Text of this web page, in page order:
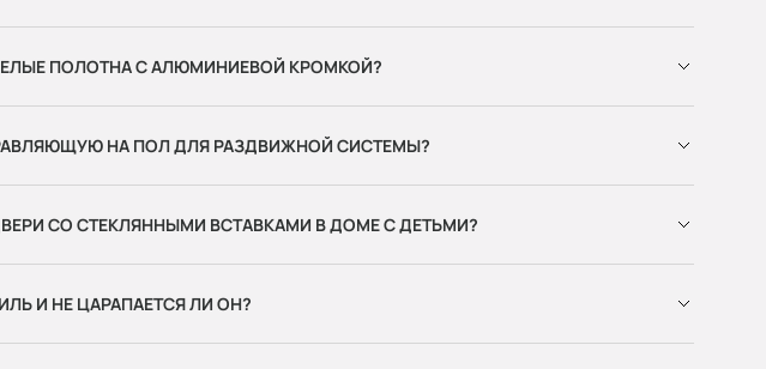
ПОЛОТНА С АЛЮМИНИЕВОЙ КРОМКОЙ?
НА ПОЛ ДЛЯ РАЗДВИЖНОЙ СИСТЕМЫ?
СО СТЕКЛЯННЫМИ ВСТАВКАМИ В ДОМЕ С ДЕТЬМИ?
И НЕ ЦАРАПАЕТСЯ ЛИ ОН?